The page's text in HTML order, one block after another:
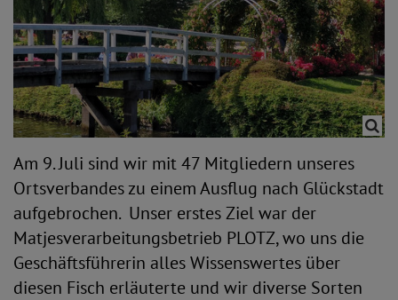
Am 9. Juli sind wir mit 47 Mitgliedern unseres
Ortsverbandes zu einem Ausflug nach Glückstadt
aufgebrochen. Unser erstes Ziel war der
Matjesverarbeitungsbetrieb PLOTZ, wo uns die
Geschäftsführerin alles Wissenswertes über
diesen Fisch erläuterte und wir diverse Sorten